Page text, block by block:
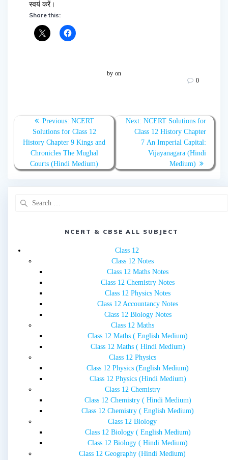
स्वयं करें।
Share this:
by on
0
Post
navigation
Previous: Previous
post:
NCERT
Solutions for Class 12
History Chapter 9 Kings and
Chronicles The Mughal
Courts (Hindi Medium)
Next: Next
post:
NCERT Solutions for
Class 12 History Chapter
7 An Imperial Capital:
Vijayanagara (Hindi
Medium)
NCERT & CBSE ALL SUBJECT
Class 12
Class 12 Notes
Class 12 Maths Notes
Class 12 Chemistry Notes
Class 12 Physics Notes
Class 12 Accountancy Notes
Class 12 Biology Notes
Class 12 Maths
Class 12 Maths ( English Medium)
Class 12 Maths ( Hindi Medium)
Class 12 Physics
Class 12 Physics (English Medium)
Class 12 Physics (Hindi Medium)
Class 12 Chemistry
Class 12 Chemistry ( Hindi Medium)
Class 12 Chemistry ( English Medium)
Class 12 Biology
Class 12 Biology ( English Medium)
Class 12 Biology ( Hindi Medium)
Class 12 Geography (Hindi Medium)